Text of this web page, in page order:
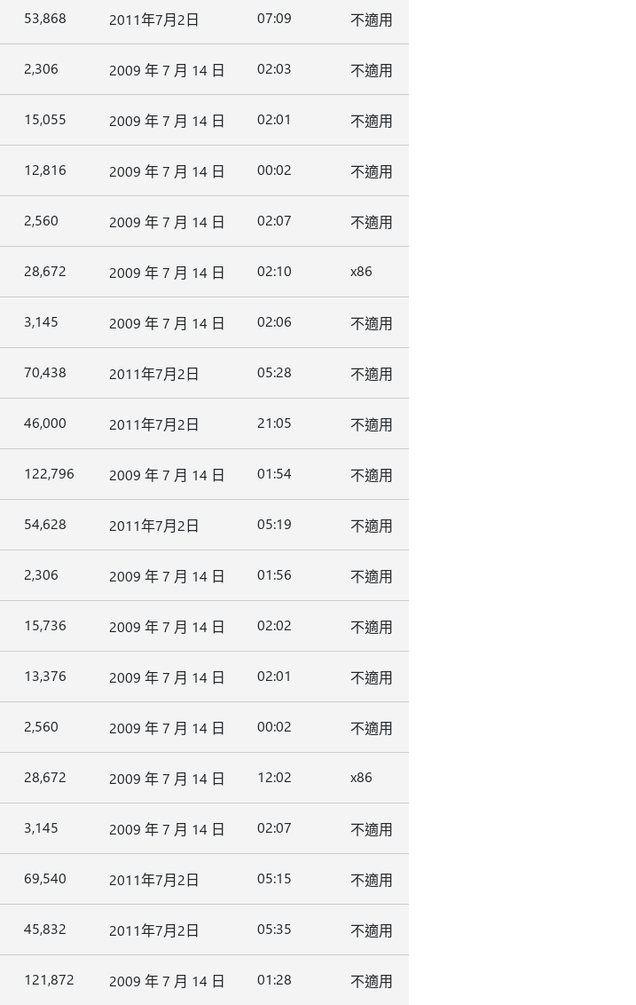
53,868 2011年7月2日 07:09 不適用
2,306 2009 年 7 月 14 日 02:03 不適用
15,055 2009 年 7 月 14 日 02:01 不適用
12,816 2009 年 7 月 14 日 00:02 不適用
2,560 2009 年 7 月 14 日 02:07 不適用
28,672 2009 年 7 月 14 日 02:10 x86
3,145 2009 年 7 月 14 日 02:06 不適用
70,438 2011年7月2日 05:28 不適用
46,000 2011年7月2日 21:05 不適用
122,796 2009 年 7 月 14 日 01:54 不適用
54,628 2011年7月2日 05:19 不適用
2,306 2009 年 7 月 14 日 01:56 不適用
15,736 2009 年 7 月 14 日 02:02 不適用
13,376 2009 年 7 月 14 日 02:01 不適用
2,560 2009 年 7 月 14 日 00:02 不適用
28,672 2009 年 7 月 14 日 12:02 x86
3,145 2009 年 7 月 14 日 02:07 不適用
69,540 2011年7月2日 05:15 不適用
45,832 2011年7月2日 05:35 不適用
121,872 2009 年 7 月 14 日 01:28 不適用